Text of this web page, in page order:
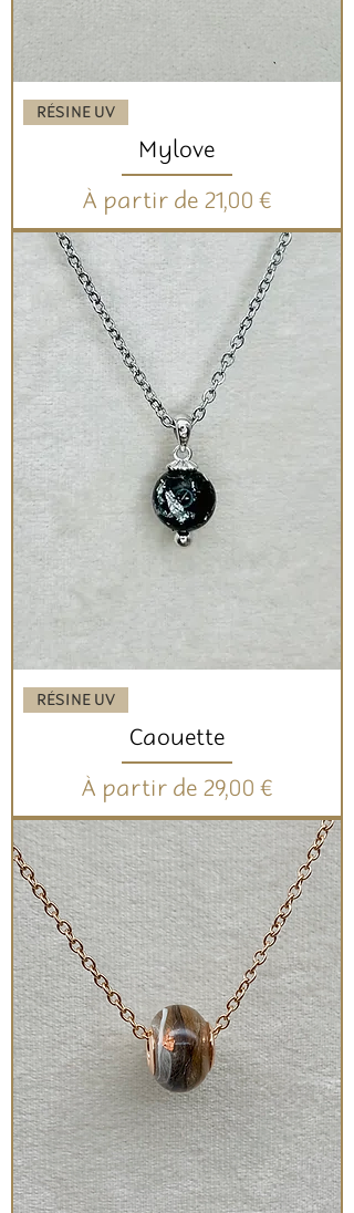
RÉSINE UV
Mylove
À partir de 21,00 €
Prix promotionnel
RÉSINE UV
Caouette
À partir de 29,00 €
Prix promotionnel